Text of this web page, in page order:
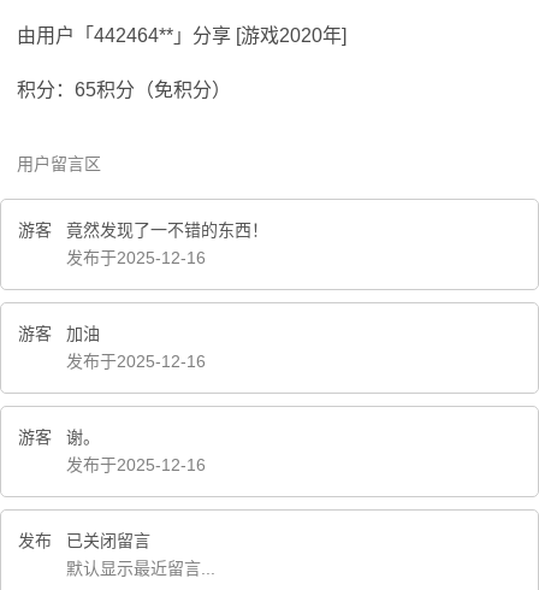
由用户「442464**」分享 [游戏2020年]
积分：65积分（免积分）
用户留言区
游客
竟然发现了一不错的东西！
发布于2025-12-16
游客
加油
发布于2025-12-16
游客
谢。
发布于2025-12-16
发布
已关闭留言
默认显示最近留言...